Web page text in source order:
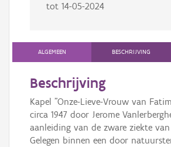
tot 14-05-2024
ALGEMEEN BESCHRIJVING
Beschrijving
Kapel "Onze-Lieve-Vrouw van
circa 1947 door Jerome
aanleiding van de zware ziekte
Gelegen binnen een door